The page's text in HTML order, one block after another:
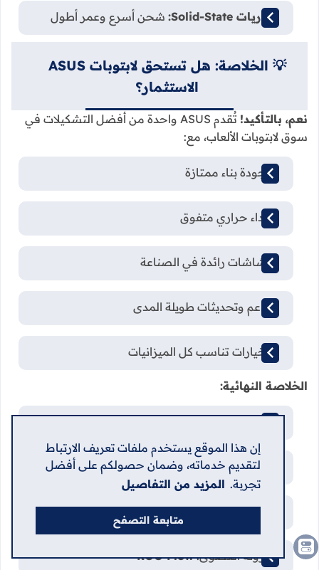
إن هذا الموقع يستخدم ملفات تعريف الارتباط
لتقديم خدماته، وضمان حصولكم على أفضل
تجربة. المزيد من التفاصيل
متابعة التصفح
بطاريات Solid-State: شحن أسرع وعمر أطول
💡 الخلاصة: هل تستحق لابتوبات ASUS
الاستثمار؟
نعم، بالتأكيد!
تُقدم ASUS واحدة من أفضل التشكيلات في
سوق لابتوبات الألعاب، مع:
✅ جودة بناء ممتازة
✅ أداء حراري متفوق
✅ شاشات رائدة في الصناعة
✅ دعم وتحديثات طويلة المدى
✅ خيارات تناسب كل الميزانيات
الخلاصة النهائية:
للأداء المتوازن:ROG Strix
للتنقل والأناقة:ROG Zephyrus
للمرونة القصوى:ROG Flow